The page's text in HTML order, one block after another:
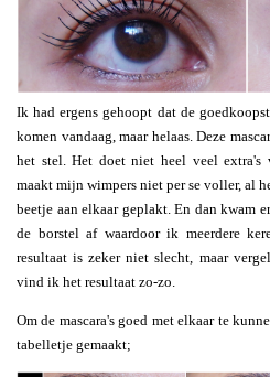
Ik had ergens gehoopt dat de
komen vandaag, maar helaas. Deze
het stel. Het doet niet heel veel extra's
maakt mijn wimpers niet per se voller, al
beetje aan elkaar geplakt. En dan kwam
de borstel af waardoor ik meerdere
resultaat is zeker niet slecht, maar
vind ik het resultaat zo-zo.
Om de mascara's goed met elkaar te
tabelletje gemaakt;